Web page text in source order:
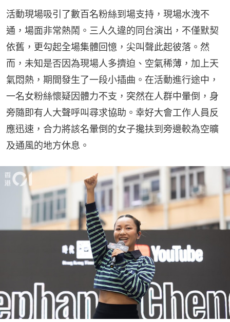
活動現場吸引了數百名粉絲到場支持，現場水洩不
通，場面非常熱鬧。三人久違的同台演出，不僅默契
依舊，更勾起全場集體回憶，尖叫聲此起彼落。然
而，未知是否因為現場人多擠迫、空氣稀薄，加上天
氣悶熱，期間發生了一段小插曲。在活動進行途中，
一名女粉絲懷疑因體力不支，突然在人群中暈倒，身
旁隨即有人大聲呼叫尋求協助。幸好大會工作人員反
應迅速，合力將該名暈倒的女子攙扶到旁邊較為空曠
及通風的地方休息。